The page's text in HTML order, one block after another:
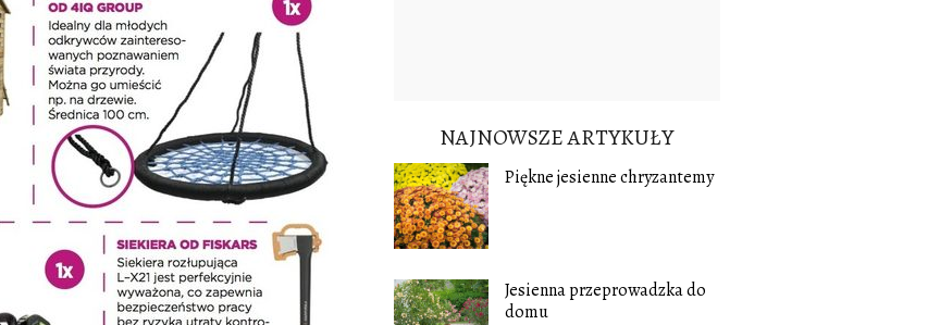
NAJNOWSZE ARTYKUŁY
Piękne jesienne chryzantemy
Jesienna przeprowadzka do
domu